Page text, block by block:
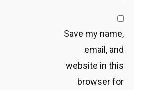
Save my name,
email, and
website in this
browser for